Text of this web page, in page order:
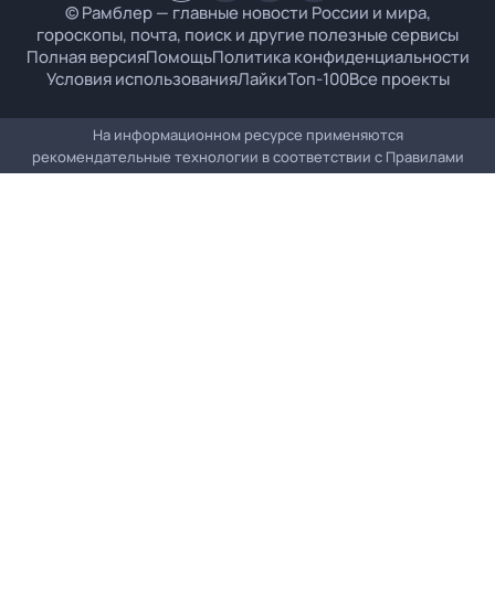
© Рамблер — главные новости России и мира,
гороскопы, почта, поиск и другие полезные сервисы
Полная версияПомощьПолитика конфиденциальности
Условия использованияЛайкиТоп-100Все проекты
На информационном ресурсе применяются
рекомендательные технологии в соответствии с Правилами